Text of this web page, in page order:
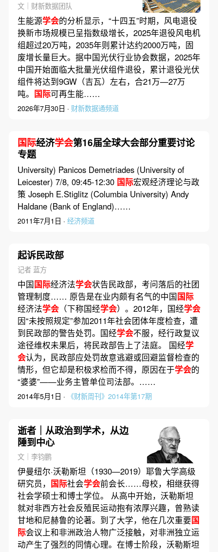
文｜财新数据团队
生能源学会的分析显示，“十四五”时期，风电退役
换新市场规模已呈指数级增长，2025年退役风电机
组超过20万吨，2035年则累计达约2000万吨，固
废增长量巨大。据中国光伏行业协会数据，2025年
中国开始面临大批量光伏组件退役，累计退役光伏
组件将达到9GW（吉瓦）左右，合21万—27万
吨。 国际可再生能……
2026年7月30日 · 财新数据通频道
国际经济学会第16届全球大会部分重要讨论
专题
University) Panicos Demetriades (University of
Leicester) 7/8, 09:45-12:30 国际宏观经济理论与政
策 Joseph E.Stiglitz (Columbia University) Andy
Haldane (Bank of England)……
2011年7月1日 · 经济频道
起诉民政部
记者 蓝方
中国国际经济法学会状告民政部，考问落后的社团
管理制度…… 原告是在业内颇有名气的中国国际
经济法学会（下称国经学会）。2012年，国经学会
因“未按照规定”参加2011年社会团体年度检查，遭
到民政部的警告处罚。国经学会不服，经行政复议
途径维权未果后，将民政部告上了法庭。 国经学
会认为，民政部应处罚故意逃避或回避监督检查的
情形，但它却是积极求检而不得，原因在于学会的
“婆婆”——业务主管单位司法部。……
2014年5月1日 · 《财新周刊》2014年第17期
逝者｜从政治到学术，从边
陲到中心
文｜李钧鹏
伊曼纽尔·沃勒斯坦（1930—2019）耶鲁大学高级
研究员， 国际社会学会前会长……母校，相继获得
社会学硕士和博士学位。 从高中开始，沃勒斯坦
就对非西方社会反殖民运动抱有浓厚兴趣，曾熟读
甘地和尼赫鲁的论著。到了大学，他在几次重要国
际会议上和非洲政治人物广泛接触，对非洲独立运
动产生了强烈的同情心理。在博士阶段，沃勒斯坦